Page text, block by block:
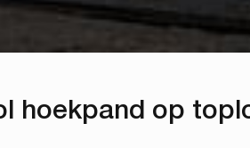
hoekpand op